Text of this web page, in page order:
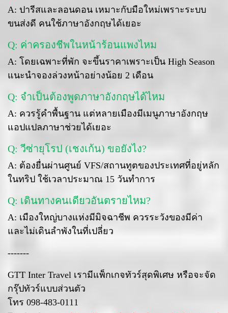
A: ปารีสและลอนดอน เหมาะกับมือใหม่เพราะระบบ
ขนส่งดี คนใช้ภาษาอังกฤษได้เยอะ
Q: ค่าครองชีพในหน้าร้อนแพงไหม
A: โดยเฉพาะที่พัก จะขึ้นราคาเพราะเป็น High Season
แนะนำจองล่วงหน้าอย่างน้อย 2 เดือน
Q: จำเป็นต้องพูดภาษาอังกฤษได้ไหม
A: ควรรู้คำพื้นฐาน แต่หลายเมืองมีเมนูภาษาอังกฤษ
แอปแปลภาษาช่วยได้เยอะ
Q: วีซ่ายุโรป (เชงเก้น) ขอยังไง?
A: ต้องยื่นผ่านศูนย์ VFS/สถานทูตของประเทศที่อยู่หลัก
ในทริป ใช้เวลาประมาณ 15 วันทำการ
Q: เดินทางคนเดียวอันตรายไหม?
A: เมืองใหญ่บางแห่งมีมิจฉาชีพ ควรระวังของมีค่า
และไม่เดินลำพังในที่เปลี่ยว
-------
GTT Inter Travel เรามีแพ็กเกจทัวร์สุดพิเศษ หรือจะจัด
กรุ๊ปทัวร์แบบส่วนตัว
โทร 098-483-0111